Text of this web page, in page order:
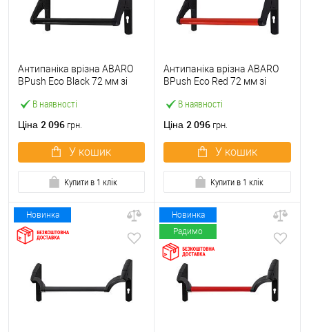
В наявності
Антипаніка врізна ABARO
BPush Eco Black 72 мм зі
Ціна 2 096 грн.
У кошик
Купити в 1 клік
В наявності
Антипаніка врізна ABARO
BPush Eco Red 72 мм зі
Ціна 2 096 грн.
У кошик
Купити в 1 клік
Новинка
Новинка
Радимо